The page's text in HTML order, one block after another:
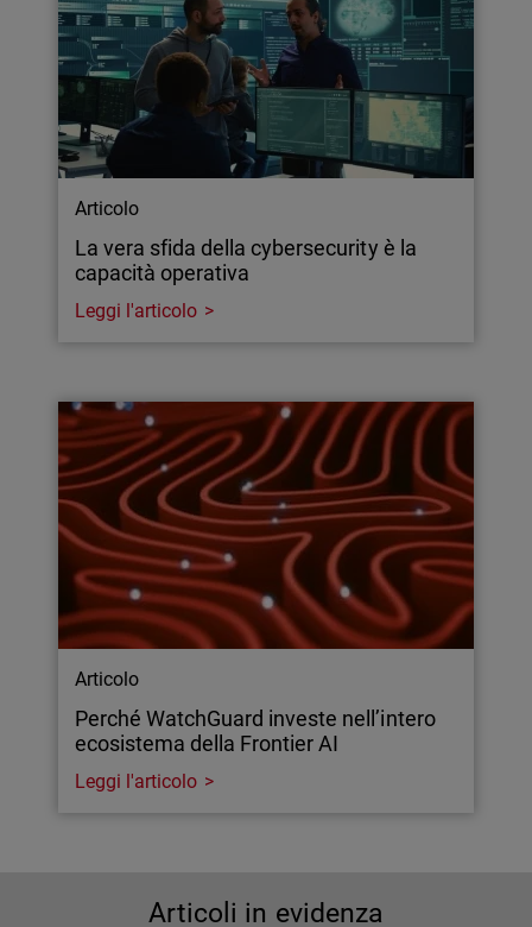
Articolo
La vera sfida della cybersecurity è la
capacità operativa
Leggi l'articolo
Articolo
Perché WatchGuard investe nell’intero
ecosistema della Frontier AI
Leggi l'articolo
Articoli in evidenza